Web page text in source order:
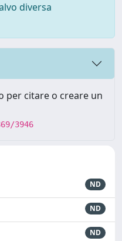
diversa
per citare o creare un
3946
ND
ND
ND